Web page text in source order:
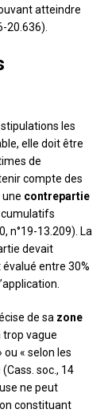
atteindre
20.636).
les
elle doit être
de
compte des
contrepartie
cumulatifs
n°19-13.209). La
devait
entre 30%
de sa zone
trop vague
« selon les
soc., 14
ne peut
constituant